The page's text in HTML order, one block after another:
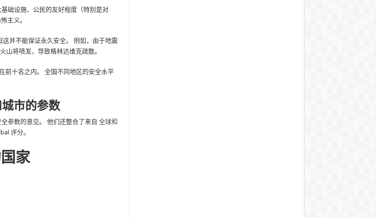
础设施、公民的友好程度（特别是对
主义。
并不能保证永久安全。 例如，由于地震
山将喷发，导致格林达维克疏散。
前十名之内。 全国不同地区的安全水平
市的参数
参数的意见。 他们还整合了来自 全球和
评分。
家